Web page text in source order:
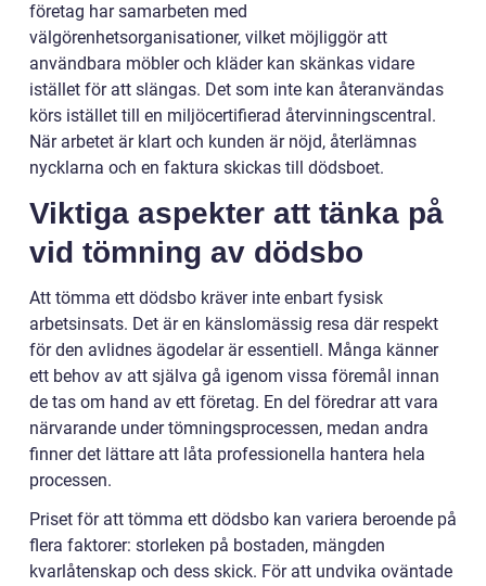
företag har samarbeten med
välgörenhetsorganisationer, vilket möjliggör att
användbara möbler och kläder kan skänkas vidare
istället för att slängas. Det som inte kan återanvändas
körs istället till en miljöcertifierad återvinningscentral.
När arbetet är klart och kunden är nöjd, återlämnas
nycklarna och en faktura skickas till dödsboet.
Viktiga aspekter att tänka på
vid tömning av dödsbo
Att tömma ett dödsbo kräver inte enbart fysisk
arbetsinsats. Det är en känslomässig resa där respekt
för den avlidnes ägodelar är essentiell. Många känner
ett behov av att själva gå igenom vissa föremål innan
de tas om hand av ett företag. En del föredrar att vara
närvarande under tömningsprocessen, medan andra
finner det lättare att låta professionella hantera hela
processen.
Priset för att tömma ett dödsbo kan variera beroende på
flera faktorer: storleken på bostaden, mängden
kvarlåtenskap och dess skick. För att undvika oväntade